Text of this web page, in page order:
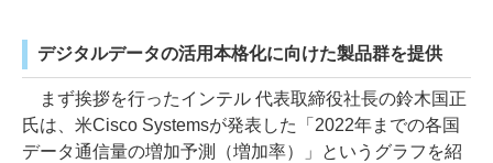
デジタルデータの活用本格化に向けた製品群を提供
まず挨拶を行ったインテル 代表取締役社長の鈴木国正
氏は、米Cisco Systemsが発表した「2022年までの各国
データ通信量の増加予測（増加率）」というグラフを紹